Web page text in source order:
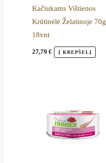
Kačiukams Vištienos
Krūtinėlė Želatinoje 70g
18vnt
27,79€ Į KREPŠELĮ